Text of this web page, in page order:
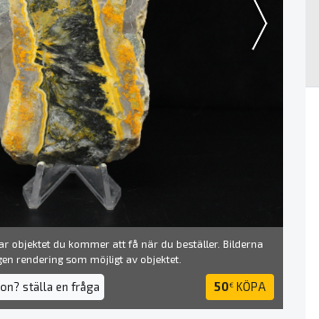
objektet du kommer att få när du beställer. Bilderna
rendering som möjligt av objektet.
ställa en fråga 50€ KÖPA